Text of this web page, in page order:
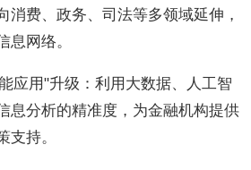
消费、政务、司法等多领域延伸，
息网络。
应用"升级：利用大数据、人工智
息分析的精准度，为金融机构提供
支持。